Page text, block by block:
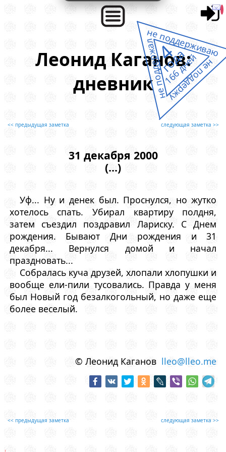
Леонид Каганов:
дневник
<< предыдущая заметка следующая заметка >>
31 декабря 2000
(...)
Уф... Ну и денек был. Проснулся, но жутко
хотелось спать. Убирал квартиру полдня,
затем съездил поздравил Лариску. С Днем
рождения. Бывают Дни рождения и 31
декабря... Вернулся домой и начал
праздновать...
Собралась куча друзей, хлопали хлопушки и
вообще ели-пили тусовались. Правда у меня
был Новый год безалкогольный, но даже еще
более веселый.
© Леонид Каганов lleo@lleo.me
<< предыдущая заметка следующая заметка >>
не поддержал
не поддерживаю
не поддержу
4
года
166 дней